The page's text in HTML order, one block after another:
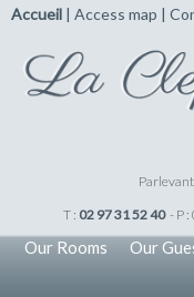
Accueil | Access map |
T : 02 97 31 52 40- P :
Our Rooms Our